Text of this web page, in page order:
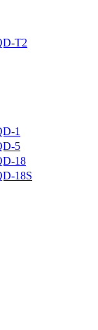
T2
1
5
18
18S